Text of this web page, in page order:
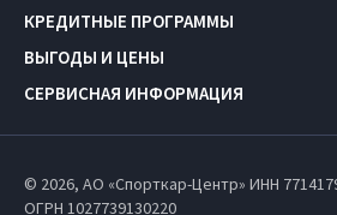
КРЕДИТНЫЕ ПРОГРАММЫ
ВЫГОДЫ И ЦЕНЫ
СЕРВИСНАЯ ИНФОРМАЦИЯ
© 2026, АО «Спорткар-Центр» ИНН
ОГРН 1027739130220